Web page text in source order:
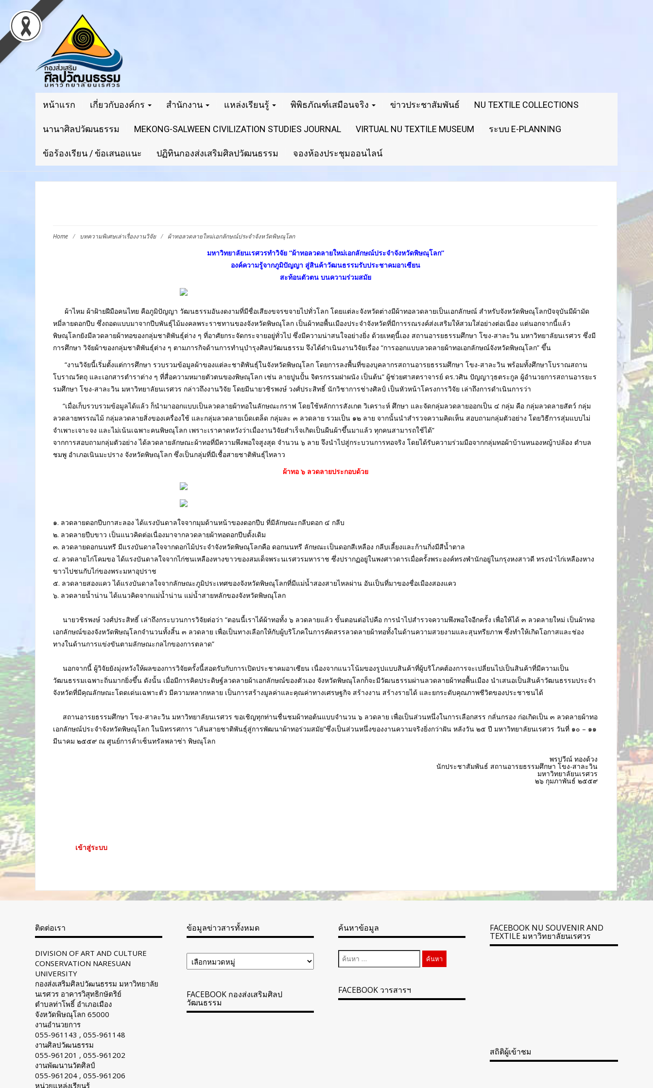
หน้าแรก เกี่ยวกับองค์กร สำนักงาน แหล่งเรียนรู้ พิพิธภัณฑ์เสมือนจริง ข่าวประชาสัมพันธ์ NU TEXTILE COLLECTIONS
นานาศิลปวัฒนธรรม MEKONG-SALWEEN CIVILIZATION STUDIES JOURNAL VIRTUAL NU TEXTILE MUSEUM ระบบ E-PLANNING
ข้อร้องเรียน / ข้อเสนอแนะ ปฏิทินกองส่งเสริมศิลปวัฒนธรรม จองห้องประชุมออนไลน์
Home / บทความพิเศษเล่าเรื่องงานวิจัย / ผ้าทอลวดลายใหม่เอกลักษณ์ประจำจังหวัดพิษณุโลก
มหาวิทยาลัยนเรศวรทำวิจัย “ผ้าทอลวดลายใหม่เอกลักษณ์ประจำจังหวัดพิษณุโลก”
องค์ความรู้จากภูมิปัญญา สู่สินค้าวัฒนธรรมรับประชาคมอาเซียน
สะท้อนตัวตน บนความร่วมสมัย
ผ้าไหม ผ้าฝ้ายฝีมือคนไทย คือภูมิปัญญา วัฒนธรรมอันงดงามที่มีชื่อเสียงขจรขจายไปทั่วโลก โดยแต่ละจังหวัดต่างมีผ้าทอลวดลายเป็นเอกลักษณ์ สำหรับจังหวัดพิษณุโลกปัจจุบันมีผ้ามัด
หมี่ลายดอกปีบ ซึ่งถอดแบบมาจากปีบพันธุ์ไม้มงคลพระราชทานของจังหวัดพิษณุโลก เป็นผ้าทอพื้นเมืองประจำจังหวัดที่มีการรณรงค์ส่งเสริมให้สวมใส่อย่างต่อเนื่อง แต่นอกจากนี้แล้ว
พิษณุโลกยังมีลวดลายผ้าทอของกลุ่มชาติพันธุ์ต่าง ๆ ที่อาศัยกระจัดกระจายอยู่ทั่วไป ซึ่งมีความน่าสนใจอย่างยิ่ง ด้วยเหตุนี้เอง สถานอารยธรรมศึกษา โขง-สาละวิน มหาวิทยาลัยนเรศวร ซึ่งมี
การศึกษา วิจัยผ้าของกลุ่มชาติพันธุ์ต่าง ๆ ตามภารกิจด้านการทำนุบำรุงศิลปวัฒนธรรม จึงได้ดำเนินงานวิจัยเรื่อง “การออกแบบลวดลายผ้าทอเอกลักษณ์จังหวัดพิษณุโลก” ขึ้น
“งานวิจัยนี้เริ่มตั้งแต่การศึกษา รวบรวมข้อมูลผ้าของแต่ละชาติพันธุ์ในจังหวัดพิษณุโลก โดยการลงพื้นที่ของบุคลากรสถานอารยธรรมศึกษา โขง-สาละวิน พร้อมทั้งศึกษาโบราณสถาน
โบราณวัตถุ และเอกสารตำราต่าง ๆ ที่สื่อความหมายตัวตนของพิษณุโลก เช่น ลายปูนปั้น จิตรกรรมฝาผนัง เป็นต้น” ผู้ช่วยศาสตราจารย์ ดร.วศิน ปัญญาวุธตระกูล ผู้อำนวยการสถานอารยะร
รมศึกษา โขง-สาละวิน มหาวิทยาลัยนเรศวร กล่าวถึงงานวิจัย โดยมีนายวชิรพงษ์ วงศ์ประสิทธิ์ นักวิชาการช่างศิลป์ เป็นหัวหน้าโครงการวิจัย เล่าถึงการดำเนินการว่า
“เมื่อเก็บรวบรวมข้อมูลได้แล้ว ก็นำมาออกแบบเป็นลวดลายผ้าทอในลักษณะกราฟ โดยใช้หลักการสังเกต วิเคราะห์ ศึกษา และจัดกลุ่มลวดลายออกเป็น ๔ กลุ่ม คือ กลุ่มลวดลายสัตว์ กลุ่ม
ลวดลายพรรณไม้ กลุ่มลวดลายสิ่งของเครื่องใช้ และกลุ่มลวดลายเบ็ดเตล็ด กลุ่มละ ๓ ลวดลาย รวมเป็น ๑๒ ลาย จากนั้นนำสำรวจความคิดเห็น สอบถามกลุ่มตัวอย่าง โดยวิธีการสุ่มแบบไม่
จำเพาะเจาะจง และไม่เน้นเฉพาะคนพิษณุโลก เพราะเราคาดหวังว่าเมื่องานวิจัยสำเร็จเกิดเป็นผืนผ้าขึ้นมาแล้ว ทุกคนสามารถใช้ได้”
จากการสอบถามกลุ่มตัวอย่าง ได้ลวดลายลักษณะผ้าทอที่มีความพึงพอใจสูงสุด จำนวน ๖ ลาย จึงนำไปสู่กระบวนการทอจริง โดยได้รับความร่วมมือจากกลุ่มทอผ้าบ้านหนองหญ้าปล้อง ตำบล
ชมพู อำเภอเนินมะปราง จังหวัดพิษณุโลก ซึ่งเป็นกลุ่มที่มีเชื้อสายชาติพันธุ์ไทลาว
ผ้าทอ ๖ ลวดลายประกอบด้วย
๑. ลวดลายดอกปีบกาสะลอง ได้แรงบันดาลใจจากมุมด้านหน้าของดอกปีบ ที่มีลักษณะกลีบดอก ๔ กลีบ
๒. ลวดลายปีบขาว เป็นแนวคิดต่อเนื่องมาจากลวดลายผ้าทอดอกปีบดั้งเดิม
๓. ลวดลายดอกนนทรี มีแรงบันดาลใจจากดอกไม้ประจำจังหวัดพิษณุโลกคือ ดอกนนทรี ลักษณะเป็นดอกสีเหลือง กลีบเลี้ยงและก้านกิ่งมีสีน้ำตาล
๔. ลวดลายไก่โคมขอ ได้แรงบันดาลใจจากไก่ชนเหลืองหางขาวของสมเด็จพระนเรศวรมหาราช ซึ่งปรากฏอยู่ในพงศาวดารเมื่อครั้งพระองค์ทรงพำนักอยู่ในกรุงหงสาวดี ทรงนำไก่เหลืองหาง
ขาวไปชนกับไก่ของพระมหาอุปราช
๕. ลวดลายสองแคว ได้แรงบันดาลใจจากลักษณะภูมิประเทศของจังหวัดพิษณุโลกที่มีแม่น้ำสองสายไหลผ่าน อันเป็นที่มาของชื่อเมืองสองแคว
๖. ลวดลายน้ำน่าน ได้แนวคิดจากแม่น้ำน่าน แม่น้ำสายหลักของจังหวัดพิษณุโลก
นายวชิรพงษ์ วงศ์ประสิทธิ์ เล่าถึงกระบวนการวิจัยต่อว่า “ตอนนี้เราได้ผ้าทอทั้ง ๖ ลวดลายแล้ว ขั้นตอนต่อไปคือ การนำไปสำรวจความพึงพอใจอีกครั้ง เพื่อให้ได้ ๓ ลวดลายใหม่ เป็นผ้าทอ
เอกลักษณ์ของจังหวัดพิษณุโลกจำนวนทั้งสิ้น ๓ ลวดลาย เพื่อเป็นทางเลือกให้กับผู้บริโภคในการคัดสรรลวดลายผ้าทอทั้งในด้านความสวยงามและสุนทรียภาพ ซึ่งทำให้เกิดโอกาสและช่อง
ทางในด้านการแข่งขันตามลักษณะกลไกของการตลาด”
นอกจากนี้ ผู้วิจัยยังมุ่งหวังให้ผลของการวิจัยครั้งนี้สอดรับกับการเปิดประชาคมอาเซียน เนื่องจากแนวโน้มของรูปแบบสินค้าที่ผู้บริโภคต้องการจะเปลี่ยนไปเป็นสินค้าที่มีความเป็น
วัฒนธรรมเฉพาะถิ่นมากยิ่งขึ้น ดังนั้น เมื่อมีการคิดประดิษฐ์ลวดลายผ้าเอกลักษณ์ของตัวเอง จังหวัดพิษณุโลกก็จะมีวัฒนธรรมผ่านลวดลายผ้าทอพื้นเมือง นำเสนอเป็นสินค้าวัฒนธรรมประจำ
จังหวัดที่มีคุณลักษณะโดดเด่นเฉพาะตัว มีความหลากหลาย เป็นการสร้างมูลค่าและคุณค่าทางเศรษฐกิจ สร้างงาน สร้างรายได้ และยกระดับคุณภาพชีวิตของประชาชนได้
สถานอารยธรรมศึกษา โขง-สาละวิน มหาวิทยาลัยนเรศวร ขอเชิญทุกท่านชื่นชมผ้าทอต้นแบบจำนวน ๖ ลวดลาย เพื่อเป็นส่วนหนึ่งในการเลือกสรร กลั่นกรอง ก่อเกิดเป็น ๓ ลวดลายผ้าทอ
เอกลักษณ์ประจำจังหวัดพิษณุโลก ในนิทรรศการ “เส้นสายชาติพันธุ์สู่การพัฒนาผ้าทอร่วมสมัย”ซึ่งเป็นส่วนหนึ่งของงานความจริงยิ่งกว่าฝัน หลังวัน ๒๕ ปี มหาวิทยาลัยนเรศวร วันที่ ๑๐ – ๑๑
มีนาคม ๒๕๕๙ ณ ศูนย์การค้าเซ็นทรัลพลาซ่า พิษณุโลก
พรปวีณ์ ทองด้วง
นักประชาสัมพันธ์ สถานอารยธรรมศึกษา โขง-สาละวิน
มหาวิทยาลัยนเรศวร
๒๖ กุมภาพันธ์ ๒๕๕๙
เข้าสู่ระบบเพื่อจะพิมพ์ความเห็น
ติดต่อเรา
DIVISION OF ART AND CULTURE
CONSERVATION NARESUAN
UNIVERSITY
กองส่งเสริมศิลปวัฒนธรรม มหาวิทยาลัย
นเรศวร อาคารวิสุทธิกษัตริย์
ตำบลท่าโพธิ์ อำเภอเมือง
จังหวัดพิษณุโลก 65000
งานอำนวยการ
055-961143 , 055-961148
งานศิลปวัฒนธรรม
055-961201 , 055-961202
งานพัฒนานวัตศิลป์
055-961204 , 055-961206
หน่วยแหล่งเรียนรู้
ข้อมูลข่าวสารทั้งหมด
ข้อมูล
ข่าวสาร
ทั้งหมด
FACEBOOK กองส่งเสริมศิลป
วัฒนธรรม
ค้นหาข้อมูล
ค้นหา
สำหรับ:
FACEBOOK วารสารฯ
FACEBOOK NU SOUVENIR AND
TEXTILE มหาวิทยาลัยนเรศวร
สถิติผู้เข้าชม